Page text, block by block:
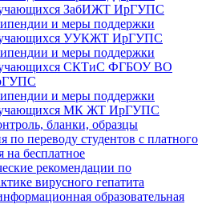
ЗабИЖТ ИрГУПС
и меры поддержки
УУКЖТ ИрГУПС
и меры поддержки
СКТиС ФГБОУ ВО
и меры поддержки
МК ЖТ ИрГУПС
бланки, образцы
по переводу студентов с платного
на бесплатное
рекомендации по
вирусного гепатита
образовательная